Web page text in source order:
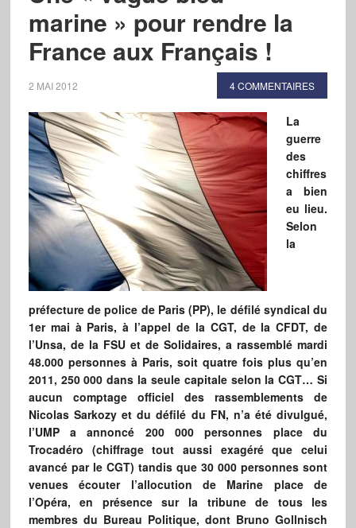
marine » pour rendre la
France aux Français !
2 MAI 2012 4 COMMENTAIRES
La
guerre
des
chiffres
a bien
eu lieu.
Selon
la
préfecture de police de Paris (PP), le défilé syndical du
1er mai à Paris, à l’appel de la CGT, de la CFDT, de
l’Unsa, de la FSU et de Solidaires, a rassemblé mardi
48.000 personnes à Paris, soit quatre fois plus qu’en
2011, 250 000 dans la seule capitale selon la CGT… Si
aucun comptage officiel des rassemblements de
Nicolas Sarkozy et du défilé du FN, n’a été divulgué,
l’UMP a annoncé 200 000 personnes place du
Trocadéro (chiffrage tout aussi exagéré que celui
avancé par le CGT) tandis que 30 000 personnes sont
venues écouter l’allocution de Marine place de
l’Opéra, en présence sur la tribune de tous les
membres du Bureau Politique, dont Bruno Gollnisch